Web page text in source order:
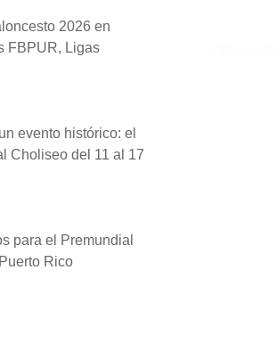
2026 en
FBPUR, Ligas
evento histórico: el
Choliseo del 11 al 17
para el Premundial
Rico